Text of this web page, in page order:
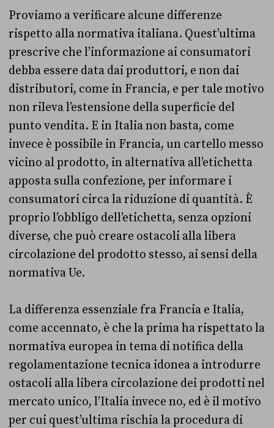
Proviamo a verificare alcune differenze
rispetto alla normativa italiana. Quest’ultima
prescrive che l’informazione ai consumatori
debba essere data dai produttori, e non dai
distributori, come in Francia, e per tale motivo
non rileva l’estensione della superficie del
punto vendita. E in Italia non basta, come
invece è possibile in Francia, un cartello messo
vicino al prodotto, in alternativa all’etichetta
apposta sulla confezione, per informare i
consumatori circa la riduzione di quantità. È
proprio l’obbligo dell’etichetta, senza opzioni
diverse, che può creare ostacoli alla libera
circolazione del prodotto stesso, ai sensi della
normativa Ue.
La differenza essenziale fra Francia e Italia,
come accennato, è che la prima ha rispettato la
normativa europea in tema di notifica della
regolamentazione tecnica idonea a introdurre
ostacoli alla libera circolazione dei prodotti nel
mercato unico, l’Italia invece no, ed è il motivo
per cui quest’ultima rischia la procedura di